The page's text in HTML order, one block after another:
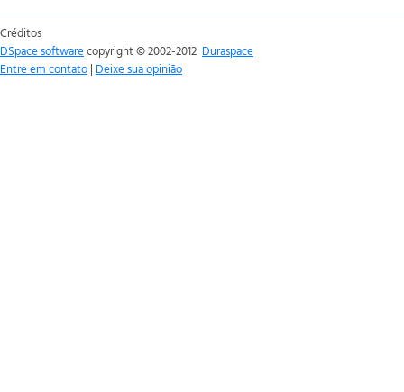
Créditos
DSpace softwarecopyright © 2002-2012 Duraspace
Entre em contato | Deixe sua opinião